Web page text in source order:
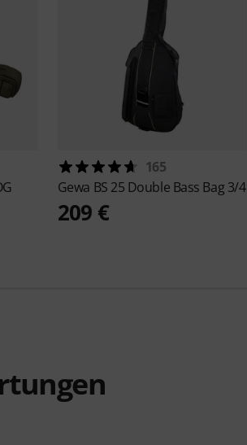
165
Gewa BS 25 Double Bass Bag 3/4
209 €